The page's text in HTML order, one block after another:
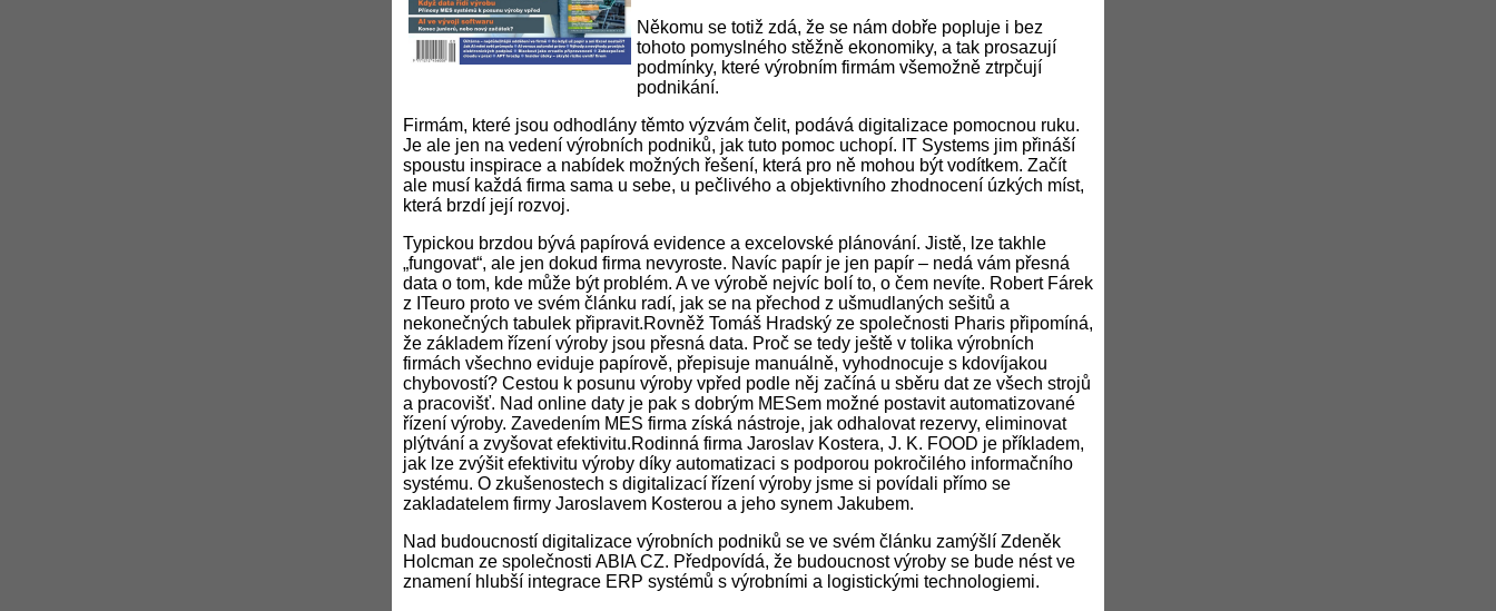
Někomu se totiž zdá, že se nám dobře popluje i bez
tohoto pomyslného stěžně ekonomiky, a tak prosazují
podmínky, které výrobním firmám všemožně ztrpčují
podnikání.
Firmám, které jsou odhodlány těmto výzvám čelit, podává digitalizace pomocnou ruku.
Je ale jen na vedení výrobních podniků, jak tuto pomoc uchopí. IT Systems jim přináší
spoustu inspirace a nabídek možných řešení, která pro ně mohou být vodítkem. Začít
ale musí každá firma sama u sebe, u pečlivého a objektivního zhodnocení úzkých míst,
která brzdí její rozvoj.
Typickou brzdou bývá papírová evidence a excelovské plánování. Jistě, lze takhle
„fungovat“, ale jen dokud firma nevyroste. Navíc papír je jen papír – nedá vám přesná
data o tom, kde může být problém. A ve výrobě nejvíc bolí to, o čem nevíte. Robert Fárek
z ITeuro proto ve svém článku radí, jak se na přechod z ušmudlaných sešitů a
nekonečných tabulek připravit.Rovněž Tomáš Hradský ze společnosti Pharis připomíná,
že základem řízení výroby jsou přesná data. Proč se tedy ještě v tolika výrobních
firmách všechno eviduje papírově, přepisuje manuálně, vyhodnocuje s kdovíjakou
chybovostí? Cestou k posunu výroby vpřed podle něj začíná u sběru dat ze všech strojů
a pracovišť. Nad online daty je pak s dobrým MESem možné postavit automatizované
řízení výroby. Zavedením MES firma získá nástroje, jak odhalovat rezervy, eliminovat
plýtvání a zvyšovat efektivitu.Rodinná firma Jaroslav Kostera, J. K. FOOD je příkladem,
jak lze zvýšit efektivitu výroby díky automatizaci s podporou pokročilého informačního
systému. O zkušenostech s digitalizací řízení výroby jsme si povídali přímo se
zakladatelem firmy Jaroslavem Kosterou a jeho synem Jakubem.
Nad budoucností digitalizace výrobních podniků se ve svém článku zamýšlí Zdeněk
Holcman ze společnosti ABIA CZ. Předpovídá, že budoucnost výroby se bude nést ve
znamení hlubší integrace ERP systémů s výrobními a logistickými technologiemi.